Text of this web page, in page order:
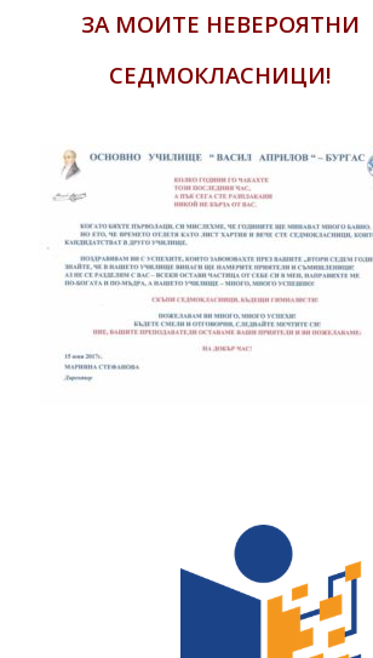
ЗА МОИТЕ НЕВЕРОЯТНИ
СЕДМОКЛАСНИЦИ!